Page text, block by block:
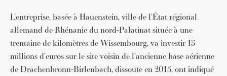
L’entreprise, basée à Hauenstein, ville de l’État régional
allemand de Rhénanie du nord-Palatinat située à une
trentaine de kilomètres de Wissembourg, va investir 15
millions d’euros sur le site voisin de l’ancienne base aérienne
de Drachenbronn-Birlenbach, dissoute en 2015, ont indiqué